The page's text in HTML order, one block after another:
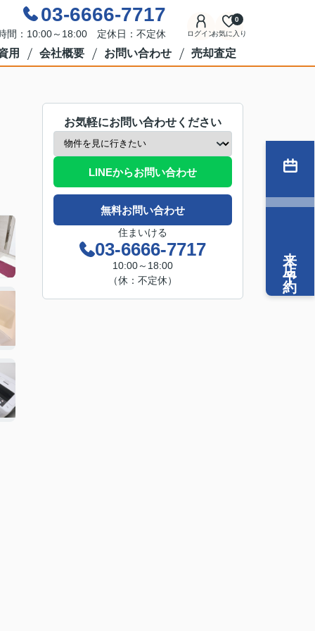
03-6666-7717
間：10:00～18:00 定休日：不定休 ログインお気に入り
0
用 会社概要 お問い合わせ 売却査定
お気軽にお問い合わせください
LINEからお問い合わせ
無料お問い合わせ
住まいける
03-6666-7717
10:00～18:00
（休：不定休）
来店予約